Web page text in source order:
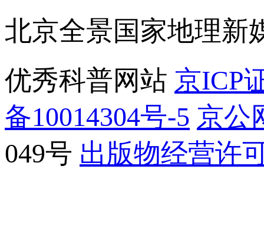
北京全景国家地理新
优秀科普网站 京ICP
备10014304号-5 京公
049号 出版物经营许